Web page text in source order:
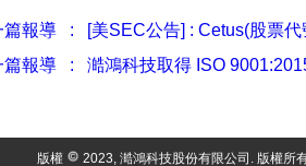
篇報導 : [美SEC公告] : Cetus(股票
篇報導 : 澔鴻科技取得 ISO
版權 2023, 澔鴻科技股份有限公司. 版